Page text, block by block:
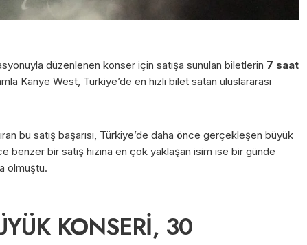
düzenlenen konser için satışa sunulan biletlerin 7 saat
Kanye West, Türkiye’de en hızlı bilet satan uluslararası
bu satış başarısı, Türkiye’de daha önce gerçekleşen büyük
benzer bir satış hızına en çok yaklaşan isim ise bir günde
olmuştu.
KONSERİ, 30